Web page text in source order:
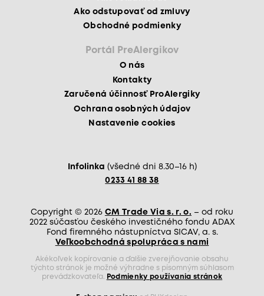
Obchodné podmienky
O nás
Kontakty
Zaručená účinnosť ProAlergiky
Ochrana osobných údajov
Nastavenie cookies
0233 41 88 38
Fond firemného nástupníctva SICAV, a. s.
Veľkoobchodná spolupráca s nami
Akékoľvek kopírovanie a ďalšie zverejňovanie obsahu
prevádzkovateľa.Podmienky používania stránok
E-shop na mieruod PUXdesign